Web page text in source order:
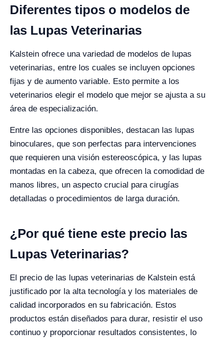
Diferentes tipos o modelos de
las Lupas Veterinarias
Kalstein ofrece una variedad de modelos de lupas
veterinarias, entre los cuales se incluyen opciones
fijas y de aumento variable. Esto permite a los
veterinarios elegir el modelo que mejor se ajusta a su
área de especialización.
Entre las opciones disponibles, destacan las lupas
binoculares, que son perfectas para intervenciones
que requieren una visión estereoscópica, y las lupas
montadas en la cabeza, que ofrecen la comodidad de
manos libres, un aspecto crucial para cirugías
detalladas o procedimientos de larga duración.
¿Por qué tiene este precio las
Lupas Veterinarias?
El precio de las lupas veterinarias de Kalstein está
justificado por la alta tecnología y los materiales de
calidad incorporados en su fabricación. Estos
productos están diseñados para durar, resistir el uso
continuo y proporcionar resultados consistentes, lo